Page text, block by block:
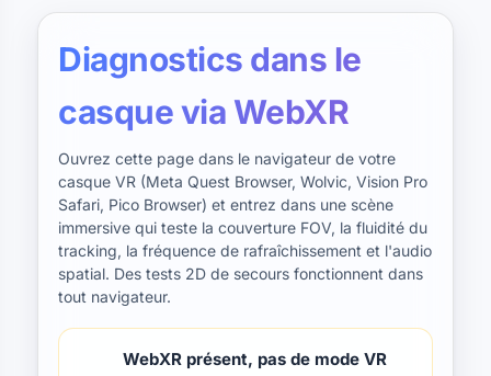
Diagnostics dans le
casque via WebXR
Ouvrez cette page dans le navigateur de votre
casque VR (Meta Quest Browser, Wolvic, Vision Pro
Safari, Pico Browser) et entrez dans une scène
immersive qui teste la couverture FOV, la fluidité du
tracking, la fréquence de rafraîchissement et l'audio
spatial. Des tests 2D de secours fonctionnent dans
tout navigateur.
WebXR présent, pas de mode VR